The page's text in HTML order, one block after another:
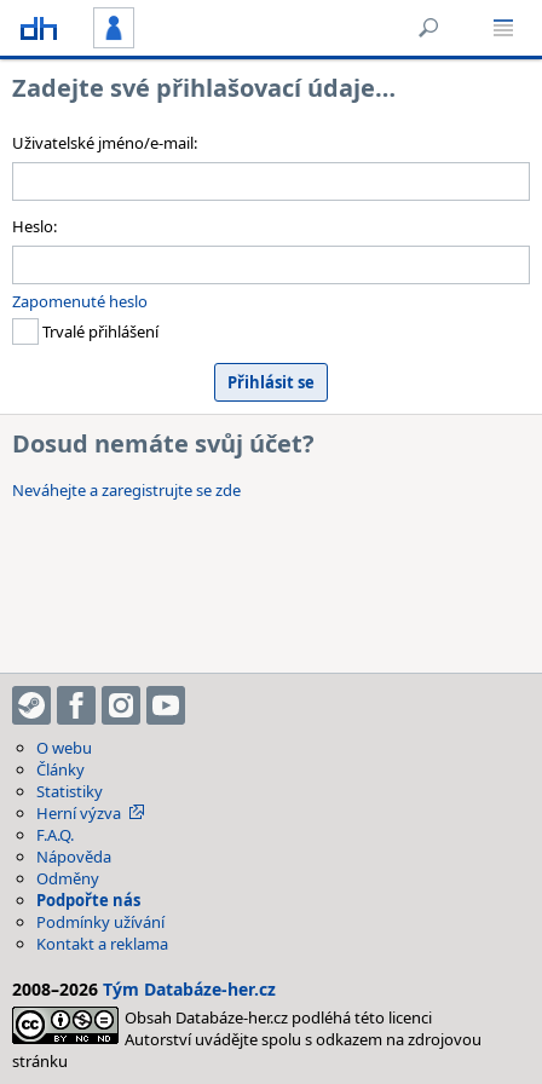
Zadejte své přihlašovací údaje…
Uživatelské jméno/e-mail:
Heslo:
Zapomenuté heslo
Trvalé přihlášení
Dosud nemáte svůj účet?
Neváhejte a zaregistrujte se zde
O webu
Články
Statistiky
Herní výzva
F.A.Q.
Nápověda
Odměny
Podpořte nás
Podmínky užívání
Kontakt a reklama
2008–2026 Tým Databáze-her.cz
Obsah Databáze-her.cz podléhá této licenci
Autorství uvádějte spolu s odkazem na zdrojovou
stránku